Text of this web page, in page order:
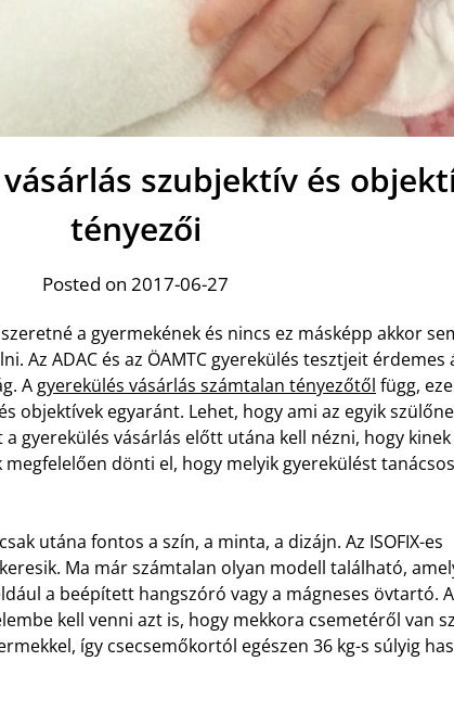
szubjektív és
tényezői
Posted on 2017-06-27
a gyermekének és nincs ez másképp akkor
Az ADAC és az ÖAMTC gyerekülés tesztjeit érdemes
A gyerekülés vásárlás számtalan tényezőtől függ,
objektívek egyaránt. Lehet, hogy ami az egyik
gyerekülés vásárlás előtt utána kell nézni, hogy
megfelelően dönti el, hogy melyik gyerekülést tanácsos
utána fontos a szín, a minta, a dizájn. Az ISOFIX-es
Ma már számtalan olyan modell található,
a beépített hangszóró vagy a mágneses övtartó. A
kell venni azt is, hogy mekkora csemetéről van
így csecsemőkortól egészen 36 kg-s súlyig